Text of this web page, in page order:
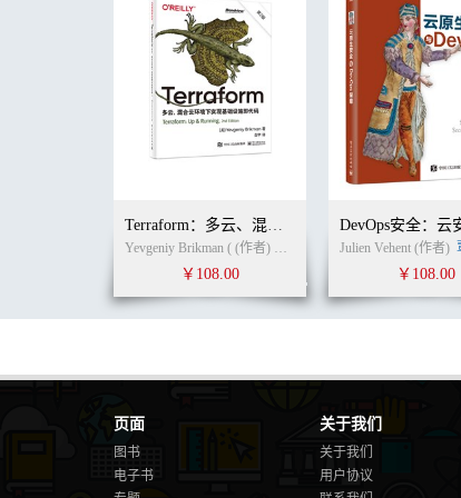
4.5 持续部署的策略与原则 59
4.6 持续监控的策略与原则 59
4.7 持续运维的策略与原则 60
4.8 持续反馈的策略与机制 60
4.9 常见的理解误区和实践经验 60
第5 章 DevOps 实践中的设计与开发 62
5.1 传统架构的痛点 62
5.2.2 耦合设计原则 64
5.2.3 独立部署原则 66
5.2.4 自动部署策略 66
5.2.5 12 要素 68
5.2.6 应用扩容机制 68
5.3 环境一致性 69
5.4.1 版本管理的痛点 71
5.4.2 常用工具介绍 74
5.4.3 实践经验总结 75
5.5 制品管理实践 75
Terraform：多云、混合云环境下实现基础设施即代码（第2版）
Yevgeniy Brikman ( (作者)白宇 (译者)
￥108.00
Julien Vehent (作者)
￥108.00
页面
图书
电子书
关于我们
关于我们
用户协议